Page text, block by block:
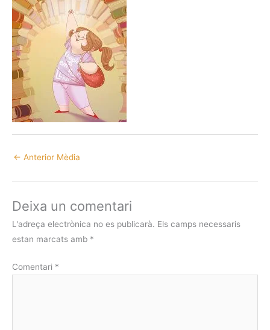
← Anterior Mèdia
Deixa un comentari
L'adreça electrònica no es publicarà. Els camps necessaris
estan marcats amb *
Comentari *